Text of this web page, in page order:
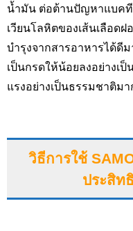
น้ำมัน ต่อต้านปัญหาแบคที
เวียนโลหิตของเส้นเลือด
บำรุงจากสารอาหารได้ดี
เป็นกรดให้น้อยลงอย่างเ
แรงอย่างเป็นธรรมชาติม
วิธีการใช้
ประสิท